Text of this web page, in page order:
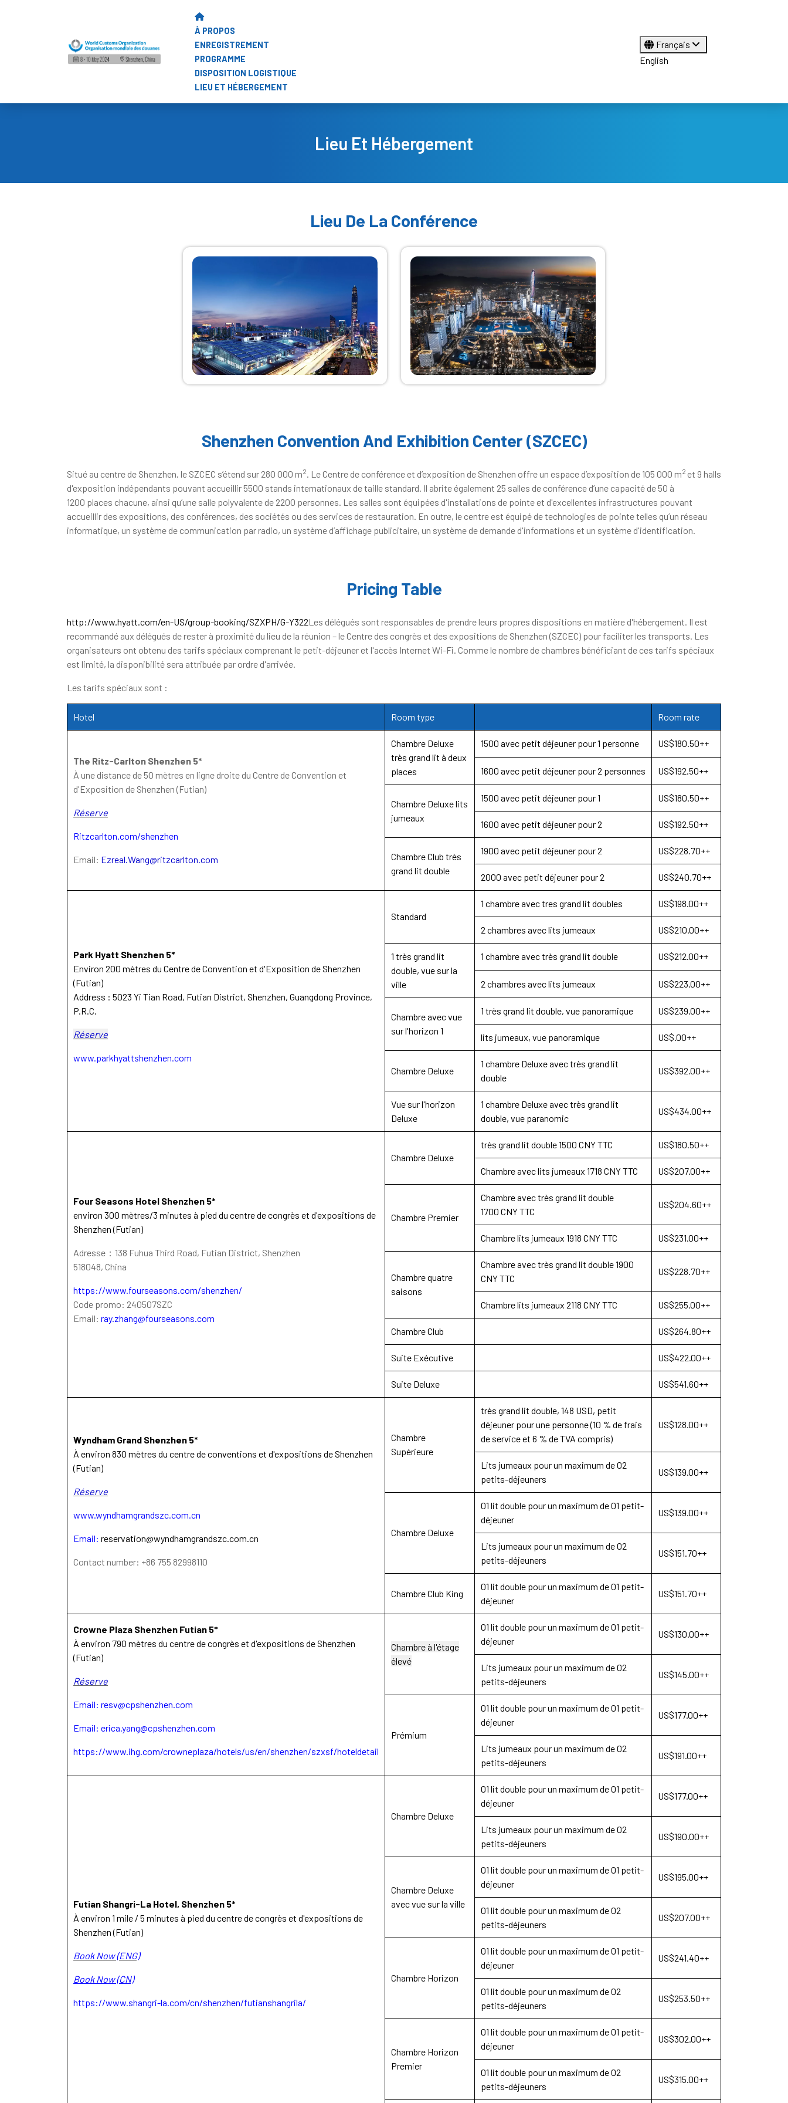
À PROPOS
ENREGISTREMENT
PROGRAMME
DISPOSITION LOGISTIQUE
LIEU ET HÉBERGEMENT
Français
English
Lieu Et Hébergement
Lieu De La Conférence
Shenzhen Convention And Exhibition Center (SZCEC)
Situé au centre de Shenzhen, le SZCEC s’étend sur 280 000 m2. Le Centre de conférence et d’exposition de Shenzhen offre un espace d’exposition de 105 000 m2 et 9 halls
d'exposition indépendants pouvant accueillir 5500 stands internationaux de taille standard. Il abrite également 25 salles de conférence d’une capacité de 50 à
1200 places chacune, ainsi qu’une salle polyvalente de 2200 personnes. Les salles sont équipées d'installations de pointe et d'excellentes infrastructures pouvant
accueillir des expositions, des conférences, des sociétés ou des services de restauration. En outre, le centre est équipé de technologies de pointe telles qu’un réseau
informatique, un système de communication par radio, un système d’affichage publicitaire, un système de demande d'informations et un système d'identification.
Pricing Table
http://www.hyatt.com/en-US/group-booking/SZXPH/G-Y322Les délégués sont responsables de prendre leurs propres dispositions en matière d'hébergement. Il est
recommandé aux délégués de rester à proximité du lieu de la réunion – le Centre des congrès et des expositions de Shenzhen (SZCEC) pour faciliter les transports. Les
organisateurs ont obtenu des tarifs spéciaux comprenant le petit-déjeuner et l'accès Internet Wi-Fi. Comme le nombre de chambres bénéficiant de ces tarifs spéciaux
est limité, la disponibilité sera attribuée par ordre d'arrivée.
Les tarifs spéciaux sont :
Hotel Room type Room rate
The Ritz-Carlton Shenzhen 5*
À une distance de 50 mètres en ligne droite du Centre de Convention et
d'Exposition de Shenzhen (Futian)
Réserve
Ritzcarlton.com/shenzhen
Email: Ezreal.Wang@ritzcarlton.com​
Chambre Deluxe
très grand lit à deux
places
1500 avec petit déjeuner pour 1 personne US$180.50++
1600 avec petit déjeuner pour 2 personnes US$192.50++
Chambre Deluxe lits
jumeaux
1500 avec petit déjeuner pour 1 US$180.50++
1600 avec petit déjeuner pour 2 US$192.50++
Chambre Club très
grand lit double
1900 avec petit déjeuner pour 2 US$228.70++
2000 avec petit déjeuner pour 2 US$240.70++
Park Hyatt Shenzhen 5*
Environ 200 mètres du Centre de Convention et d'Exposition de Shenzhen
(Futian)
Address : 5023 Yi Tian Road, Futian District, Shenzhen, Guangdong Province,
P.R.C.
Réserve
www.parkhyattshenzhen.com
Standard
1 chambre avec tres grand lit doubles US$198.00++
2 chambres avec lits jumeaux US$210.00++
1 très grand lit
double, vue sur la
ville
1 chambre avec très grand lit double US$212.00++
2 chambres avec lits jumeaux US$223.00++
Chambre avec vue
sur l'horizon 1
1 très grand lit double, vue panoramique US$239.00++
lits jumeaux, vue panoramique US$.00++
Chambre Deluxe
1 chambre Deluxe avec très grand lit
double
US$392.00++
Vue sur l'horizon
Deluxe
1 chambre Deluxe avectrès grand lit
double, vue paranomic
US$434.00++
Four Seasons Hotel Shenzhen 5*
environ 300 mètres/3 minutes à pied du centre de congrès et d'expositions de
Shenzhen (Futian)
Adresse：138 Fuhua Third Road, Futian District, Shenzhen
518048, China
https://www.fourseasons.com/shenzhen/
Code promo: 240507SZC
Email: ray.zhang@fourseasons.com
Chambre Deluxe
très grand lit double 1500 CNY TTC US$180.50++
Chambre avec lits jumeaux 1718 CNY TTC US$207.00++
Chambre Premier
Chambre avec très grand lit double
1700 CNY TTC
US$204.60++
Chambre lits jumeaux 1918 CNY TTC US$231.00++
Chambre quatre
saisons
Chambre avectrès grand lit double1900
CNY TTC
US$228.70++
Chambre lits jumeaux 2118 CNY TTC US$255.00++
Chambre Club US$264.80++
Suite Exécutive US$422.00++
Suite Deluxe US$541.60++
Wyndham Grand Shenzhen 5*
À environ 830 mètres du centre de conventions et d'expositions de Shenzhen
(Futian)
Réserve
www.wyndhamgrandszc.com.cn
Email: reservation@wyndhamgrandszc.com.cn
Contact number: +86 755 82998110
Chambre
Supérieure
très grand lit double, 148 USD, petit
déjeuner pour une personne (10 % de frais
de service et 6 % de TVA compris)
US$128.00++
Lits jumeaux pour un maximum de 02
petits-déjeuners
US$139.00++
Chambre Deluxe
01 lit double pour un maximum de 01 petit-
déjeuner
US$139.00++
Lits jumeaux pour un maximum de 02
petits-déjeuners
US$151.70++
Chambre Club King
01 lit double pour un maximum de 01 petit-
déjeuner
US$151.70++
Crowne Plaza Shenzhen Futian 5*
À environ 790 mètres du centre de congrès et d'expositions de Shenzhen
(Futian)
Réserve
Email: resv@cpshenzhen.com
Email: erica.yang@cpshenzhen.com
https://www.ihg.com/crowneplaza/hotels/us/en/shenzhen/szxsf/hoteldetail
Chambre à l'étage
élevé
01 lit double pour un maximum de 01 petit-
déjeuner
US$130.00++
Lits jumeaux pour un maximum de 02
petits-déjeuners
US$145.00++
Prémium
01 lit double pour un maximum de 01 petit-
déjeuner
US$177.00++
Lits jumeaux pour un maximum de 02
petits-déjeuners
US$191.00++
Futian Shangri-La Hotel, Shenzhen 5*
À environ 1 mile / 5 minutes à pied du centre de congrès et d'expositions de
Shenzhen (Futian)
Book Now (ENG)
Book Now (CN)
https://www.shangri-la.com/cn/shenzhen/futianshangrila/
Chambre Deluxe
01 lit double pour un maximum de 01 petit-
déjeuner
US$177.00++
Lits jumeaux pour un maximum de 02
petits-déjeuners
US$190.00++
Chambre Deluxe
avec vue sur la ville
01 lit double pour un maximum de 01 petit-
déjeuner
US$195.00++
01 lit double pour un maximum de 02
petits-déjeuners
US$207.00++
Chambre Horizon
01 lit double pour un maximum de 01 petit-
déjeuner
US$241.40++
01 lit double pour un maximum de 02
petits-déjeuners
US$253.50++
Chambre Horizon
Premier
01 lit double pour un maximum de 01 petit-
déjeuner
US$302.00++
01 lit double pour un maximum de 02
petits-déjeuners
US$315.00++